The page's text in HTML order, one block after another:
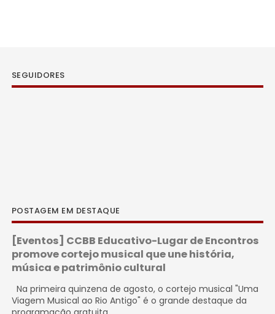
SEGUIDORES
POSTAGEM EM DESTAQUE
[Eventos] CCBB Educativo-Lugar de Encontros
promove cortejo musical que une história,
música e patrimônio cultural
Na primeira quinzena de agosto, o cortejo musical "Uma
Viagem Musical ao Rio Antigo" é o grande destaque da